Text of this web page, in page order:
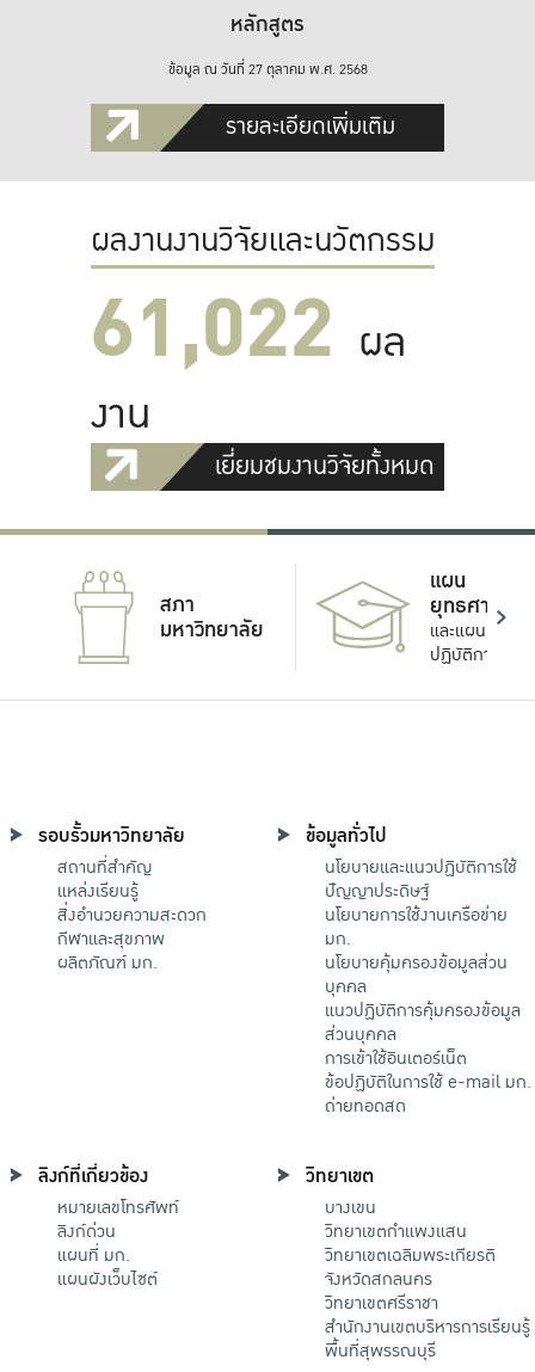
หลักสูตร
ข้อมูล ณ วันที่ 27 ตุลาคม พ.ศ. 2568
รายละเอียดเพิ่มเติม
ผลงานงานวิจัยและนวัตกรรม
61,022 ผล
งาน
เยี่ยมชมงานวิจัยทั้งหมด
สภา
มหาวิทยาลัย
แผน
ยุทธศาสตร์
และแผน
ปฏิบัติการ
รอบรั้วมหาวิทยาลัย
สถานที่สำคัญ
แหล่งเรียนรู้
สิ่งอำนวยความสะดวก
กีฬาและสุขภาพ
ผลิตภัณฑ์ มก.
ข้อมูลทั่วไป
นโยบายและแนวปฏิบัติการใช้
ปัญญาประดิษฐ์
นโยบายการใช้งานเครือข่าย
มก.
นโยบายคุ้มครองข้อมูลส่วน
บุคคล
แนวปฏิบัติการคุ้มครองข้อมูล
ส่วนบุคคล
การเข้าใช้อินเตอร์เน็ต
ข้อปฏิบัติในการใช้ e-mail มก.
ถ่ายทอดสด
ลิงก์ที่เกี่ยวข้อง
หมายเลขโทรศัพท์
ลิงก์ด่วน
แผนที่ มก.
แผนผังเว็บไซต์
วิทยาเขต
บางเขน
วิทยาเขตกําแพงแสน
วิทยาเขตเฉลิมพระเกียรติ
จังหวัดสกลนคร
วิทยาเขตศรีราชา
สำนักงานเขตบริหารการเรียนรู้
พื้นที่สุพรรณบุรี